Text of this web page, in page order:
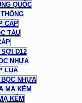
QUỐC
CÁP
TÀU
D12
NHỰA
LỤA
NHỰA
MẠ KẼM
KẼM